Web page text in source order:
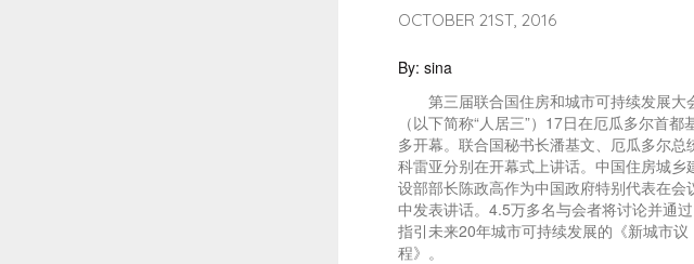
OCTOBER 21ST, 2016
By: sina
第三届联合国住房和城市可持续发展大
（以下简称“人居三”）17日在厄瓜多尔首都
多开幕。联合国秘书长潘基文、厄瓜多尔总
科雷亚分别在开幕式上讲话。中国住房城乡
设部部长陈政高作为中国政府特别代表在会
中发表讲话。4.5万多名与会者将讨论并通过
指引未来20年城市可持续发展的《新城市议
程》。